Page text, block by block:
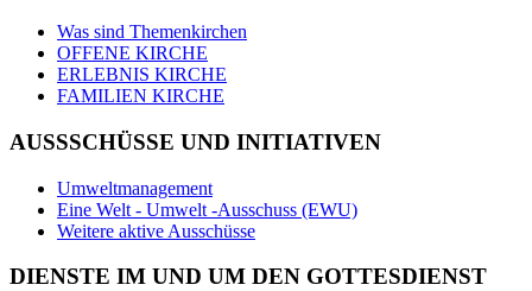
Was sind Themenkirchen
OFFENE KIRCHE
ERLEBNIS KIRCHE
FAMILIEN KIRCHE
AUSSSCHÜSSE UND INITIATIVEN
Umweltmanagement
Eine Welt - Umwelt -Ausschuss (EWU)
Weitere aktive Ausschüsse
DIENSTE IM UND UM DEN GOTTESDIENST